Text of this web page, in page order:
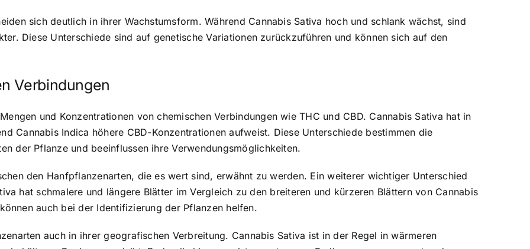
sich deutlich in ihrer Wachstumsform. Während Cannabis Sativa hoch und schlank wächst, sind
Diese Unterschiede sind auf genetische Variationen zurückzuführen und können sich auf den
Verbindungen
und Konzentrationen von chemischen Verbindungen wie THC und CBD. Cannabis Sativa hat in
Cannabis Indica höhere CBD-Konzentrationen aufweist. Diese Unterschiede bestimmen die
der Pflanze und beeinflussen ihre Verwendungsmöglichkeiten.
den Hanfpflanzenarten, die es wert sind, erwähnt zu werden. Ein weiterer wichtiger Unterschied
hat schmalere und längere Blätter im Vergleich zu den breiteren und kürzeren Blättern von Cannabis
auch bei der Identifizierung der Pflanzen helfen.
auch in ihrer geografischen Verbreitung. Cannabis Sativa ist in der Regel in wärmeren